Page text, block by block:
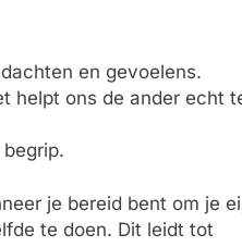
en gevoelens.
helpt ons de ander echt
je bereid bent om je
te doen. Dit leidt tot